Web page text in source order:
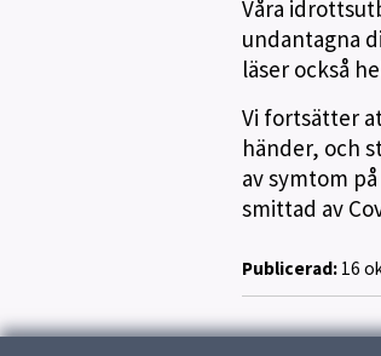
Våra
undantagna
läser också
Vi fortsätter
händer, och
av symtom
smittad av
Publicerad:16